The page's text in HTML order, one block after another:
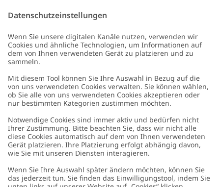
Schicken
Kundenservice
Kontaktieren Sie uns
FAQ
Über uns
Über Newbie
Germany Standort ändern